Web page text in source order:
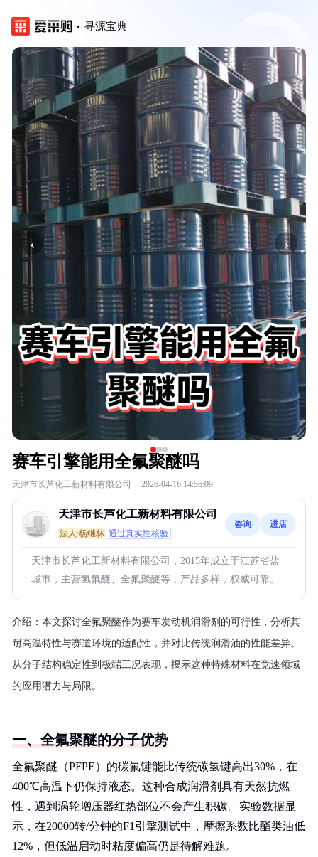
寻源宝典
‹ ›
赛车引擎能用全氟聚醚吗
天津市长芦化工新材料有限公司 · 2026-04-16 14:56:09
天津市长芦化工新材料有限公司
法人:杨继林 通过真实性核验
咨询 进店
天津市长芦化工新材料有限公司，2015年成立于江苏省盐
城市，主营氢氟醚、全氟聚醚等，产品多样，权威可靠。
介绍： 本文探讨全氟聚醚作为赛车发动机润滑剂的可行性，分析其
耐高温特性与赛道环境的适配性，并对比传统润滑油的性能差异。
从分子结构稳定性到极端工况表现，揭示这种特殊材料在竞速领域
的应用潜力与局限。
一、全氟聚醚的分子优势
全氟聚醚（PFPE）的碳氟键能比传统碳氢键高出30%，在
400℃高温下仍保持液态。这种合成润滑剂具有天然抗燃
性，遇到涡轮增压器红热部位不会产生积碳。实验数据显
示，在20000转/分钟的F1引擎测试中，摩擦系数比酯类油低
12%，但低温启动时粘度偏高仍是待解难题。